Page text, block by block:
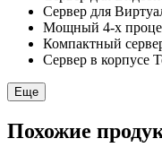
Сервер для
Мощный 4-х
Компактный
Сервер в корпусе
Еще
Похожие